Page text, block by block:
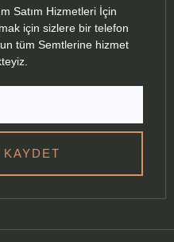
Satım Hizmetleri İçin
için sizlere bir telefon
tüm Semtlerine hizmet